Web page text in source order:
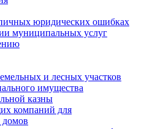
юридических ошибках
муниципальных услуг
и лесных участков
имущества
казны
компаний для
домов